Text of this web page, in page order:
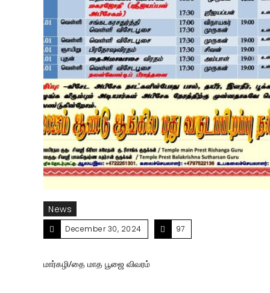
News
December 30, 2024 97
மார்கழி/தை மாத பூஜை விவரம்